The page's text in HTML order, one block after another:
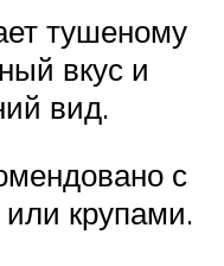
тушеному
вкус и
вид.
с
крупами.